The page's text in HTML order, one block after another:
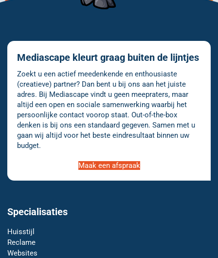
Mediascape kleurt graag buiten de lijntjes
Zoekt u een actief meedenkende en enthousiaste
(creatieve) partner? Dan bent u bij ons aan het juiste
adres. Bij Mediascape vindt u geen meepraters, maar
altijd een open en sociale samenwerking waarbij het
persoonlijke contact voorop staat. Out-of-the-box
denken is bij ons een standaard gegeven. Samen met u
gaan wij altijd voor het beste eindresultaat binnen uw
budget.
Maak een afspraak
Specialisaties
Huisstijl
Reclame
Websites